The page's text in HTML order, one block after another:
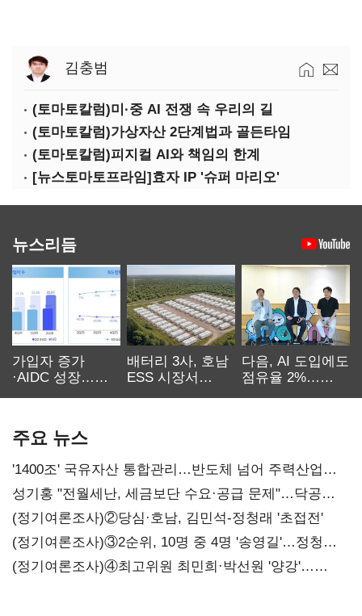
김충범
(토마토칼럼)미·중 AI 전쟁 속 우리의 길
(토마토칼럼)가상자산 2단계법과 골든타임
(토마토칼럼)피지컬 AI와 책임의 한계
[뉴스토마토프라임]효자 IP '슈퍼 마리오'
뉴스리듬
가입자 증가
·AIDC 성장…
배터리 3사, 호남
ESS 시장서
다음, AI 도입에도
점유율 2%…
주요 뉴스
'1400조' 국유자산 통합관리…반도체 넘어 주력산업
구조혁신
성기홍 "전월세난, 세금보단 수요·공급 문제"…닥공
시사
(정기여론조사)②당심·호남, 김민석-정청래 '초접전'
(정기여론조사)③2순위, 10명 중 4명 '송영길'…정청래
'한 자릿수'
(정기여론조사)④최고위원 최민희·박선원 '양강'…